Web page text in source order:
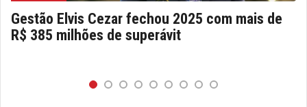
Gestão Elvis Cezar fechou 2025 com mais de
R$ 385 milhões de superávit